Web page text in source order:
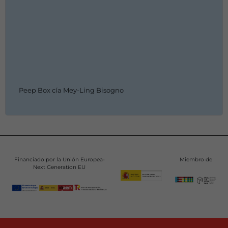
Peep Box cía Mey-Ling Bisogno
Financiado por la Unión Europea-
Next Generation EU
Miembro de